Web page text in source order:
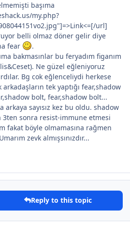
başıma
my.php?
url]
belli olmaz döner gelir diye
fear
.
bakmasınlar bu feryadım figanım
Ne güzel eğleniyoruz
Bg cok eğlenceliydi herkese
tek yaptığı fear,shadow
bolt, fear,shadow bolt...
arkaya sayısız kez bu oldu. shadow
3ten sonra resist-immune etmesi
fakat böyle olmamasına rağmen
zevk almışsınızdır...
Reply to this topic